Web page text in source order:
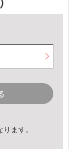
ます。